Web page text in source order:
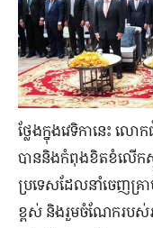
ថ្លែងក្នុងវេទិកានេះ លោ
បាននិងកំពុងខិតខំលើក
ប្រទេសដែលនាំចេញគ្រ
ខ្ពស់ និងរួមចំណែករបស់រ